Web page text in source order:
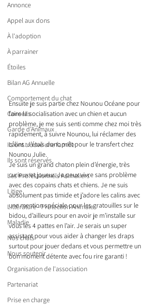
Annonce
Appel aux dons
À l'adoption
À parrainer
Étoiles
Bilan AG Annuelle
Comportement du chat
Conseils
Garde d’Animaux
Ils ont trouvé une famille
Ils sont réservés
Les Professionnels Animaliers
Litige
Littérature - Protection Animale
Maladie
Nos chats
Nous soutenir
Organisation de l'association
Partenariat
Prise en charge
Ensuite je suis partie chez Nounou Océane pour
faire la socialisation avec un chien et aucun
problème, je me suis senti comme chez moi très
rapidement, à suivre Nounou, lui réclamer des
câlins. J’étais donc prêt pour le transfert chez
Nounou Julie.
Je suis un grand chaton plein d’énergie, très
curieux et joueur. Je peux vivre sans problème
avec des copains chats et chiens. Je ne suis
absolument pas timide et j’adore les calins avec
une mention spéciale pour les gratouilles sur le
bidou, d’ailleurs pour en avoir je m’installe sur
vous les 4 pattes en l’air. Je serais un super
assistant pour vous aider à changer les draps
surtout pour jouer dedans et vous permettre un
bon moment détente avec fou rire garanti !